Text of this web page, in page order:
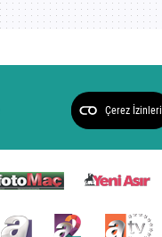
Çerez İzinleri